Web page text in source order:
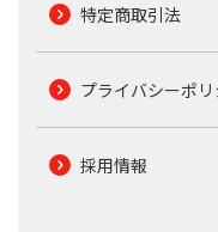
特定商取引法
プライバシーポ
採用情報